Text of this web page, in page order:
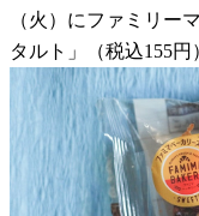
（火）にファミリー
タルト」（税込155円